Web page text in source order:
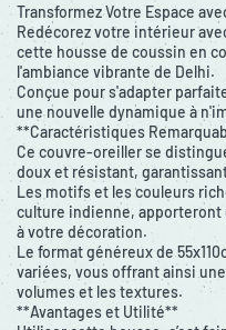
Transformez Votre Espace
Redécorez votre intérieur
cette housse de coussin en
l'ambiance vibrante de Delhi.
Conçue pour s'adapter
une nouvelle dynamique à
**Caractéristiques
Ce couvre-oreiller se
doux et résistant,
Les motifs et les couleurs
culture indienne,
à votre décoration.
Le format généreux de
variées, vous offrant ainsi
volumes et les textures.
**Avantages et Utilité**